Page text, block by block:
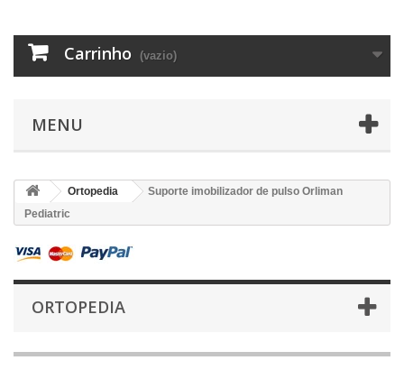
Carrinho (vazio)
MENU
Ortopedia
Suporte imobilizador de pulso Orliman
Pediatric
ORTOPEDIA